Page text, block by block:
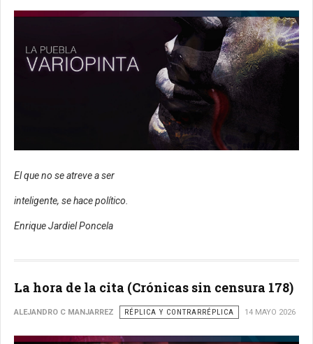
El que no se atreve a ser
inteligente, se hace político.
Enrique Jardiel Poncela
La hora de la cita (Crónicas sin censura 178)
ALEJANDRO C MANJARREZ RÉPLICA Y CONTRARRÉPLICA 14 MAYO 2026